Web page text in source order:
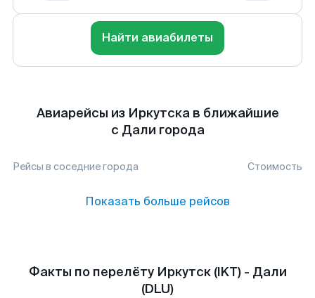
Найти авиабилеты
Авиарейсы из Иркутска в ближайшие
с Дали города
Рейсы в соседние города Стоимость
Показать больше рейсов
Факты по перелёту Иркутск (IKT) - Дали
(DLU)